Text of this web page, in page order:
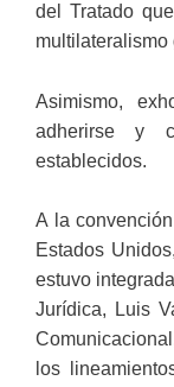
del Tratado
multilateralismo
Asimismo,
adherirse y
establecidos.
A la
Estados
estuvo
Jurídica, Luis
los